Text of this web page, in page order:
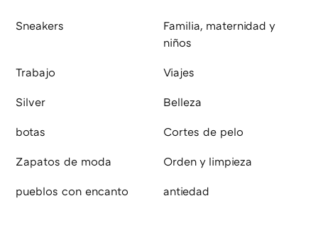
Sneakers
Familia, maternidad y
niños
Trabajo Viajes
Silver Belleza
botas Cortes de pelo
Zapatos de moda Orden y limpieza
pueblos con encanto antiedad